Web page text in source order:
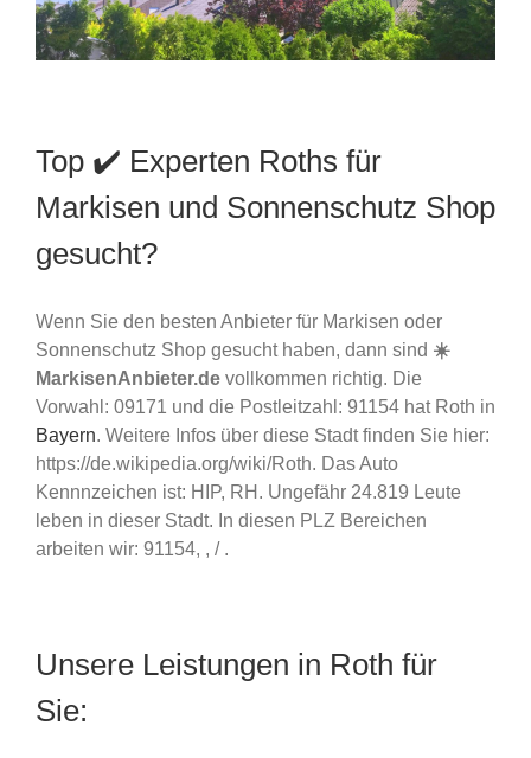
Top ✔️ Experten Roths für
Markisen und Sonnenschutz Shop
gesucht?
Wenn Sie den besten Anbieter für Markisen oder
Sonnenschutz Shop gesucht haben, dann sind ☀️
MarkisenAnbieter.de vollkommen richtig. Die
Vorwahl: 09171 und die Postleitzahl: 91154 hat Roth in
Bayern. Weitere Infos über diese Stadt finden Sie hier:
https://de.wikipedia.org/wiki/Roth. Das Auto
Kennnzeichen ist: HIP, RH. Ungefähr 24.819 Leute
leben in dieser Stadt. In diesen PLZ Bereichen
arbeiten wir: 91154, , / .
Unsere Leistungen in Roth für
Sie: